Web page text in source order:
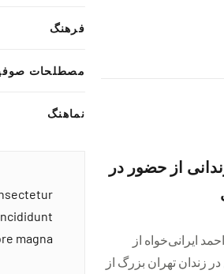
از حضور در
ایرانی‌خواه از
زندان تهران بزرگ از
فرهنگ
مصطلحات
نماهنگ
magna